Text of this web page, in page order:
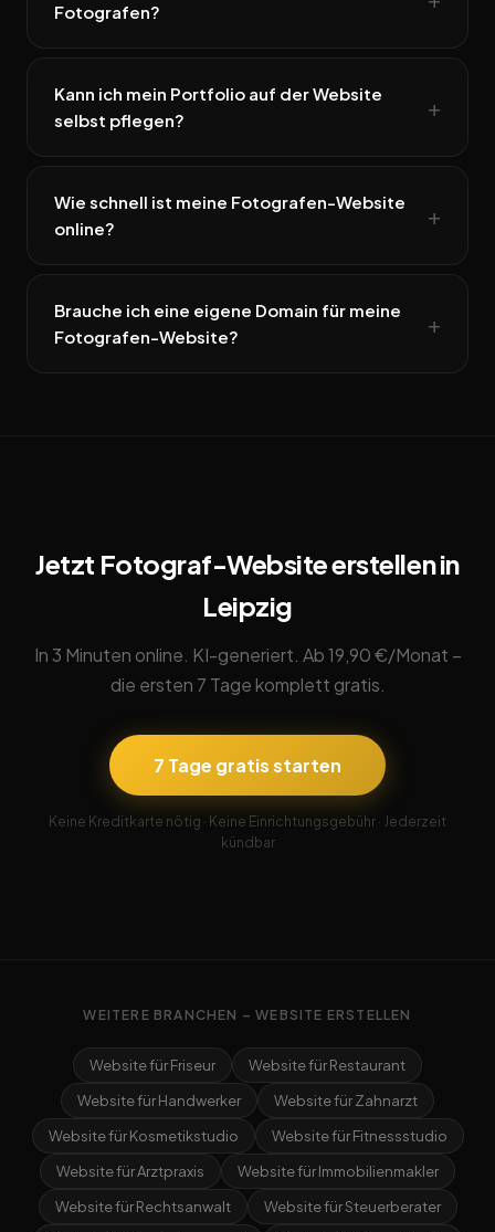
Fotografen?
Kann ich mein Portfolio auf der Website
selbst pflegen?
Wie schnell ist meine Fotografen-Website
online?
Brauche ich eine eigene Domain für meine
Fotografen-Website?
Jetzt Fotograf-Website erstellen in
Leipzig
In 3 Minuten online. KI-generiert. Ab 19,90 €/Monat –
die ersten 7 Tage komplett gratis.
7 Tage gratis starten
Keine Kreditkarte nötig · Keine Einrichtungsgebühr · Jederzeit
kündbar
WEITERE BRANCHEN – WEBSITE ERSTELLEN
Website für Friseur
Website für Restaurant
Website für Handwerker
Website für Zahnarzt
Website für Kosmetikstudio
Website für Fitnessstudio
Website für Arztpraxis
Website für Immobilienmakler
Website für Rechtsanwalt
Website für Steuerberater